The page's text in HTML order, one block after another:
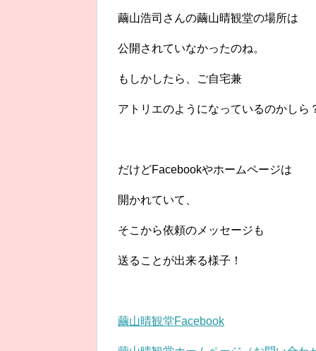
繭山浩司さんの繭山晴観堂の場所は
公開されていなかったのね。
もしかしたら、ご自宅兼
アトリエのようになっているのかしら
だけどFacebookやホームページは
開かれていて、
そこから依頼のメッセージも
送ることが出来る様子！
繭山晴観堂Facebook